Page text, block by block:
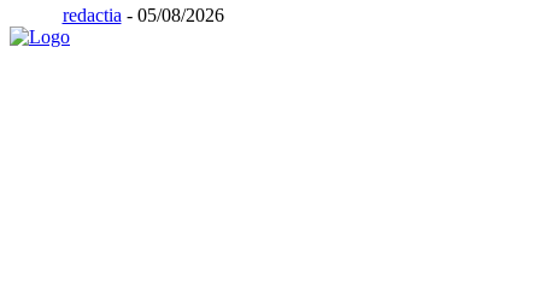
redactia - 05/08/2026